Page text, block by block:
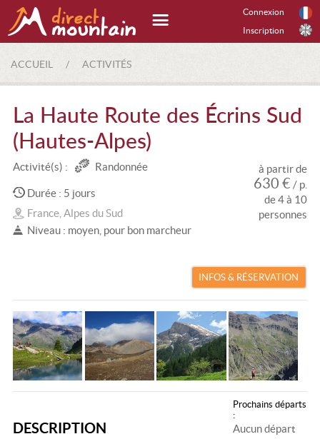
Connexion
Inscription
ACCUEIL / ACTIVITÉS
La Haute Route des Écrins Sud
(Hautes-Alpes)
Activité(s) : Randonnée
Durée : 5 jours
France, Alpes du Sud
Niveau : moyen, pour bon marcheur
à partir de
630 € / p.
de 4 à 10
personnes
INFOS & RÉSERVATION
DESCRIPTION
Prochains départs
:
Aucun départ